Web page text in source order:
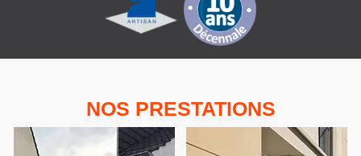
NOS PRESTATIONS